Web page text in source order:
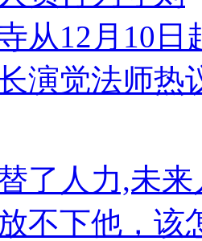
从12月10日
演觉法师热
了人力,未
不下他，该